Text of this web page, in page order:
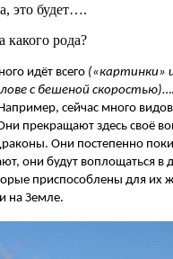
это будет….
какого рода?
идёт всего («картинки»
с бешеной скоростью)
сейчас много
прекращают здесь своё
Они постепенно
они будут воплощаться в
приспособлены для их
на Земле.